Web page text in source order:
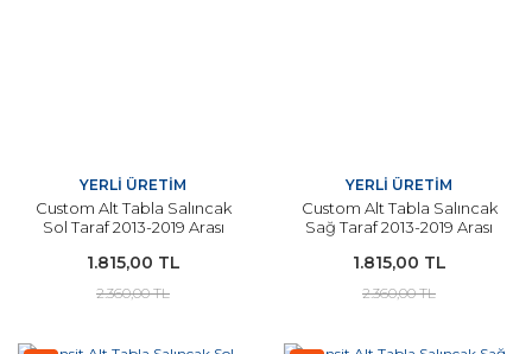
YERLİ ÜRETİM
Custom Alt Tabla Salıncak
Sol Taraf 2013-2019 Arası
1.815,00 TL
2.360,00 TL
YERLİ ÜRETİM
Custom Alt Tabla Salıncak
Sağ Taraf 2013-2019 Arası
1.815,00 TL
2.360,00 TL